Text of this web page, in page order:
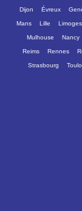
Dijon Évreux
Mans Lille Limoges
Mulhouse Nancy
Reims Rennes
Strasbourg